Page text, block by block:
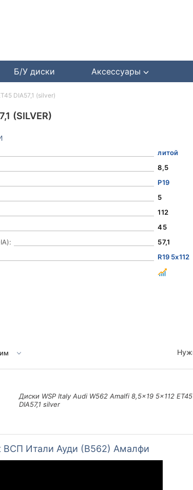
Б/У диски Аксессуары
(SILVER)
литой
8,5
Р19
5
112
45
57,1
R19 5x112
Диски WSP Italy Audi W562 Amalfi 8,5x19 5x112 ET45
DIA57,1 silver
Итали Ауди (В562) Амалфи
DIA57,1 (silver)